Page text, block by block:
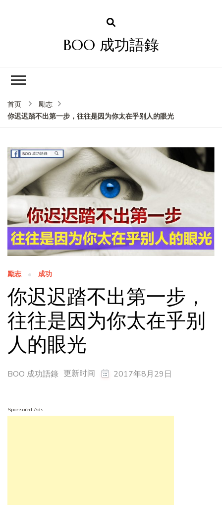
BOO 成功語錄
首页
勵志
你迟迟踏不出第一步，往往是因为你太在乎别人的眼光
勵志 成功
你迟迟踏不出第一步，
往往是因为你太在乎别
人的眼光
BOO 成功語錄 更新时间 2017年8月29日
Sponsored Ads